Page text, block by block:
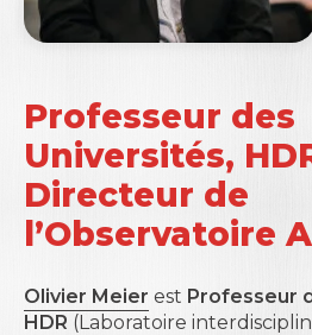
Professeur des
Universités,
Directeur de
l’Observatoire
Olivier Meier est Professeur
HDR (Laboratoire